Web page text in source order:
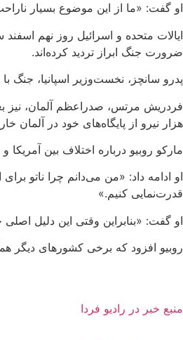
او گفت: «ما از این موضوع بسیار
ایالات متحده و اسرائیل روز نهم
ضرورت جنگ ابراز تردید کرده‌اند.
پدرو سانچز، نخست‌وزیر اسپانیا، جنگ با
فردریش مرتس، صدراعظم آلمان، نیز
هزار نیرو از پایگاه‌های خود در آلمان
مارکو روبیو درباره اختلاف بین
او ادامه داد: «من می‌دانم چرا ناتو
قدرت‌نمایی کنیم.»
او گفت: «بنابراین وقتی این دلیل
روبیو افزود که برخی کشورهای دیگر
منبع خبر در رادیو فردا